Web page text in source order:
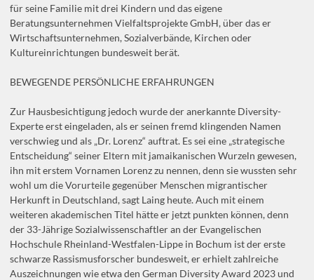
für seine Familie mit drei Kindern und das eigene
Beratungsunternehmen Vielfaltsprojekte GmbH, über das er
Wirtschaftsunternehmen, Sozialverbände, Kirchen oder
Kultureinrichtungen bundesweit berät.
BEWEGENDE PERSÖNLICHE ERFAHRUNGEN
Zur Hausbesichtigung jedoch wurde der anerkannte Diversity-
Experte erst eingeladen, als er seinen fremd klingenden Namen
verschwieg und als „Dr. Lorenz“ auftrat. Es sei eine „strategische
Entscheidung“ seiner Eltern mit jamaikanischen Wurzeln gewesen,
ihn mit erstem Vornamen Lorenz zu nennen, denn sie wussten sehr
wohl um die Vorurteile gegenüber Menschen migrantischer
Herkunft in Deutschland, sagt Laing heute. Auch mit einem
weiteren akademischen Titel hätte er jetzt punkten können, denn
der 33-Jährige Sozialwissenschaftler an der Evangelischen
Hochschule Rheinland-Westfalen-Lippe in Bochum ist der erste
schwarze Rassismusforscher bundesweit, er erhielt zahlreiche
Auszeichnungen wie etwa den German Diversity Award 2023 und